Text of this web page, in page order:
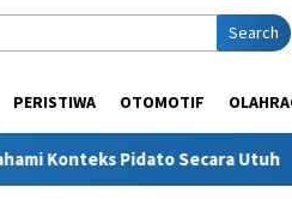
Search
PERISTIWA OTOMOTIF
Utuh “Bacot Nih Pasien”